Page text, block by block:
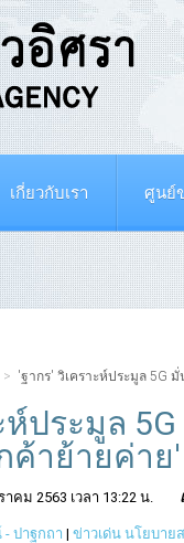
เกี่ยวกับเรา ศูนย์
'ฐากร' วิเคราะห์ประมูล 5G
ประมูล
ค้าย้ายค่าย'
คม 2563 เวลา 13:22 น.
ปาฐกถา | ข่าวเด่น นโยบาย